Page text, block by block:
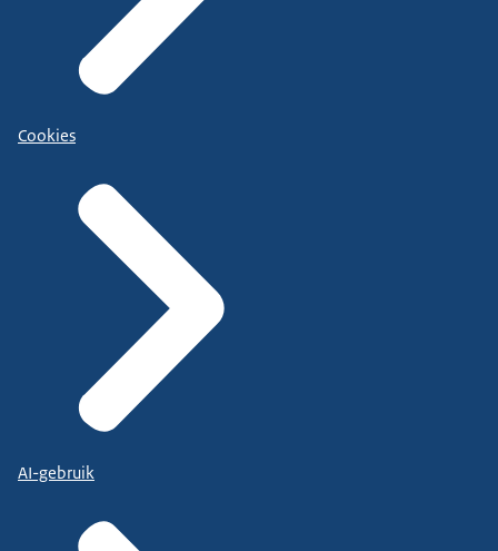
Cookies
AI-gebruik